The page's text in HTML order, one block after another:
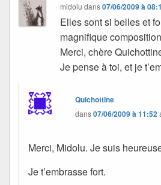
midolu dans07/06/2009 à
Elles sont si belles et
magnifique
Merci, chère
Je pense à toi, et je
Quichottine
dans07/06/2009 à 11:52
Merci, Midolu. Je suis
Je t’embrasse fort.